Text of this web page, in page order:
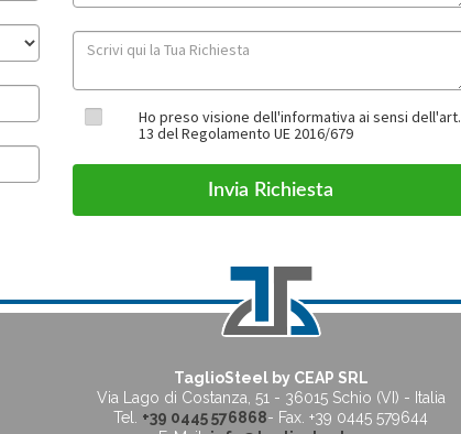
Ho preso visione dell'informativa ai sensi dell'art.
13 del Regolamento UE 2016/679
TaglioSteel by CEAP SRL
Via Lago di Costanza, 51 - 36015 Schio (VI) - Italia
Tel. +39 0445 576868- Fax. +39 0445 579644